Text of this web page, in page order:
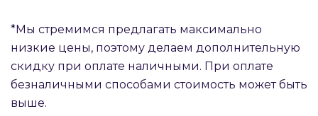
*Мы стремимся предлагать максимально
низкие цены, поэтому делаем дополнительную
скидку при оплате наличными. При оплате
безналичными способами стоимость может быть
выше.